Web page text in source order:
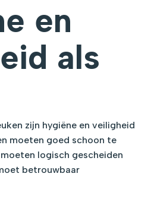
en
als
zijn hygiëne en veiligheid
moeten goed schoon te
logisch gescheiden
betrouwbaar